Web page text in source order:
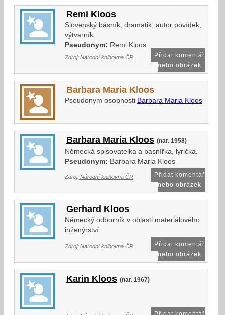
Remi Kloos
Slovenský básník, dramatik, autor povídek,
výtvarník.
Pseudonym: Remi Kloos
Zdroj:Národní knihovna ČR
Přidat komentář
nebo obrázek
Barbara Maria Kloos
Pseudonym osobnosti Barbara Maria Kloos
Barbara Maria Kloos (nar. 1958)
Německá spisovatelka a básnířka, lyrička.
Pseudonym: Barbara Maria Kloos
Zdroj:Národní knihovna ČR
Přidat komentář
nebo obrázek
Gerhard Kloos
Německý odborník v oblasti materiálového
inženýrství.
Zdroj:Národní knihovna ČR
Přidat komentář
nebo obrázek
Karin Kloos (nar. 1967)